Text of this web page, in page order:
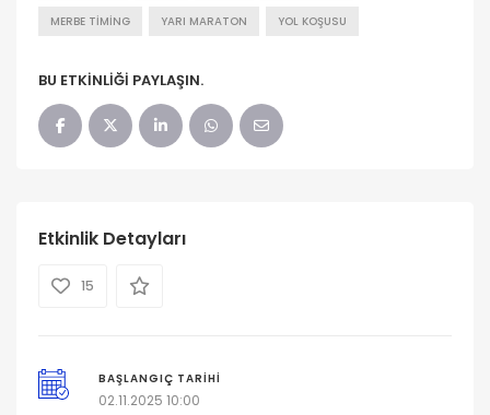
MERBE TIMING YARI MARATON YOL KOŞUSU
BU ETKINLIĞI PAYLAŞIN.
Etkinlik Detayları
15
BAŞLANGIÇ ​​TARIHI
02.11.2025 10:00